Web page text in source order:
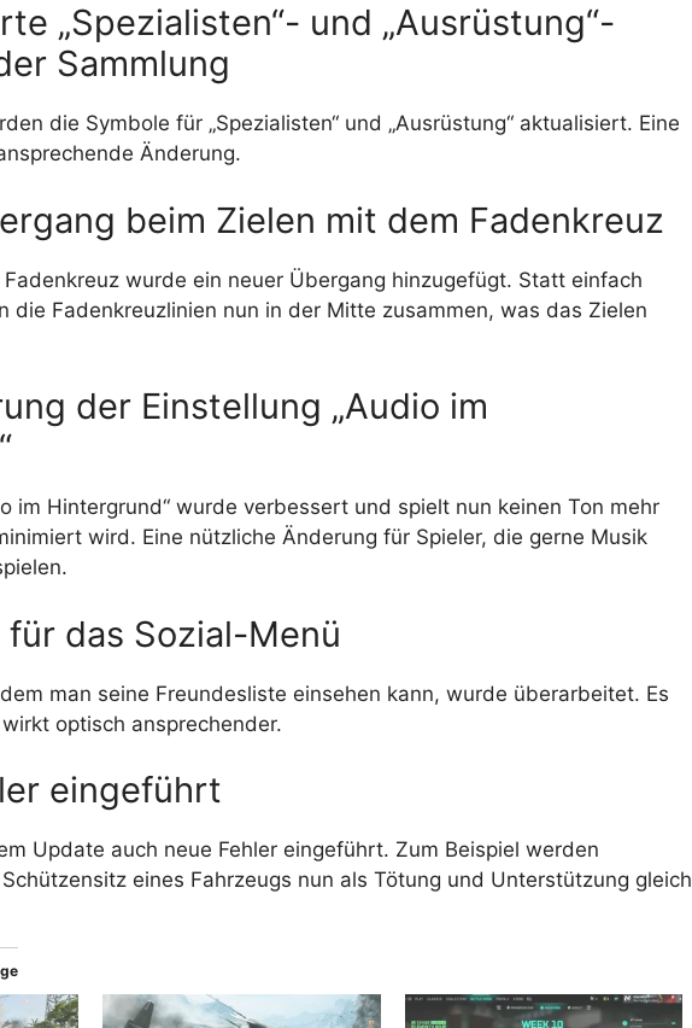
„Spezialisten“- und „Ausrüstung“-
Sammlung
die Symbole für „Spezialisten“ und „Ausrüstung“ aktualisiert. Eine
Änderung.
beim Zielen mit dem Fadenkreuz
wurde ein neuer Übergang hinzugefügt. Statt einfach
die Fadenkreuzlinien nun in der Mitte zusammen, was das Zielen
der Einstellung „Audio im
im Hintergrund“ wurde verbessert und spielt nun keinen Ton mehr
wird. Eine nützliche Änderung für Spieler, die gerne Musik
für das Sozial-Menü
man seine Freundesliste einsehen kann, wurde überarbeitet. Es
optisch ansprechender.
eingeführt
Update auch neue Fehler eingeführt. Zum Beispiel werden
eines Fahrzeugs nun als Tötung und Unterstützung gleich